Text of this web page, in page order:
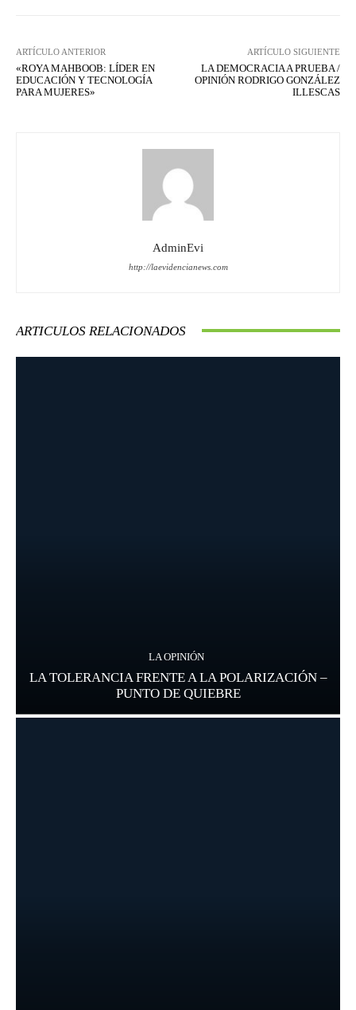
ARTÍCULO ANTERIOR
«ROYA MAHBOOB: LÍDER EN
EDUCACIÓN Y TECNOLOGÍA
PARA MUJERES»
ARTÍCULO SIGUIENTE
LA DEMOCRACIA A PRUEBA /
OPINIÓN RODRIGO GONZÁLEZ
ILLESCAS
AdminEvi
http://laevidencianews.com
ARTICULOS RELACIONADOS
LA OPINIÓN
LA TOLERANCIA FRENTE A LA POLARIZACIÓN –
PUNTO DE QUIEBRE